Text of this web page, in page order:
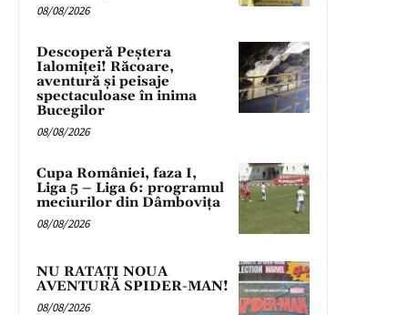
08/08/2026
Descoperă Peștera
Ialomiței! Răcoare,
aventură și peisaje
spectaculoase în inima
Bucegilor
08/08/2026
Cupa României, faza I,
Liga 5 – Liga 6: programul
meciurilor din Dâmbovița
08/08/2026
NU RATAȚI NOUA
AVENTURĂ SPIDER-MAN!
08/08/2026